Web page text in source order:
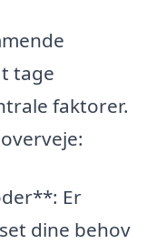
tage
faktorer.
Er
dine behov